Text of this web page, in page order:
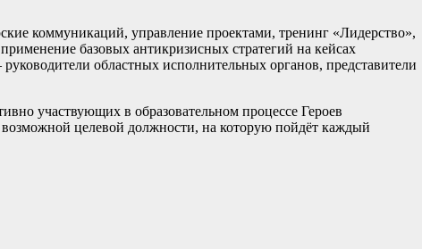
коммуникаций, управление проектами, тренинг «Лидерство»,
базовых антикризисных стратегий на кейсах
областных исполнительных органов, представители
участвующих в образовательном процессе Героев
целевой должности, на которую пойдёт каждый